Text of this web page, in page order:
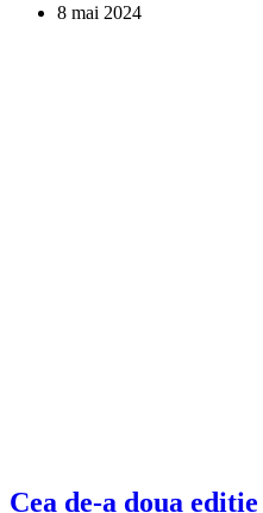
8 mai 2024
Cea de-a doua